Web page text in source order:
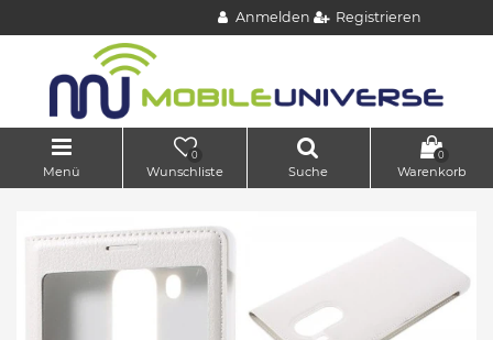
Anmelden Registrieren
Menü
0
Wunschliste Suche
0
Warenkorb